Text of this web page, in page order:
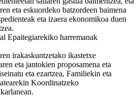
eta eskuordeko batzordeen baimena
eta izaera ekonomikoa duen
Epaitegiarekiko harremanak
irakaskuntzetako ikastetxe
eta jantokien proposamena eta
eta ezartzea, Familiekin eta
Koordinatzeko